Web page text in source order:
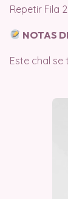
Repetir Fila
NOTAS
Este chal